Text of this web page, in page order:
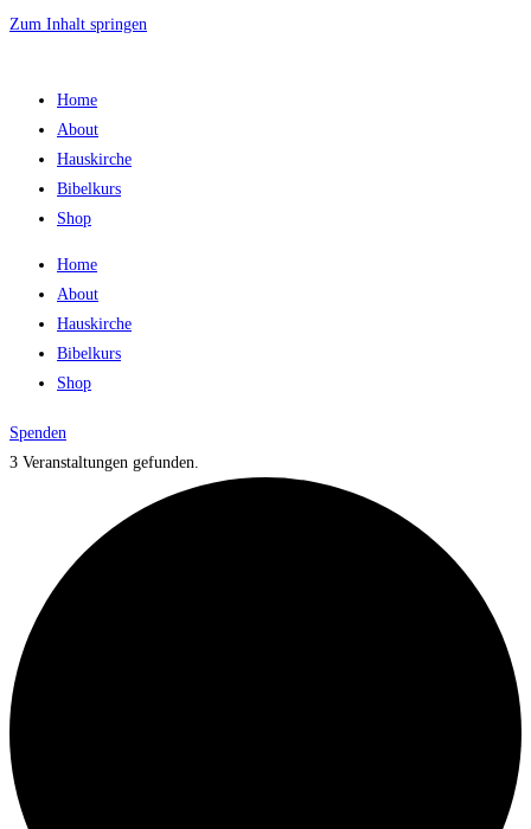
Zum Inhalt springen
Home
About
Hauskirche
Bibelkurs
Shop
Home
About
Hauskirche
Bibelkurs
Shop
Spenden
3 Veranstaltungen gefunden.